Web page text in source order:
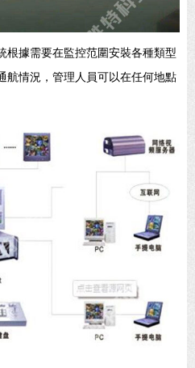
根據需要在監控范圍安裝各種類型
航情況，管理人員可以在任何地點